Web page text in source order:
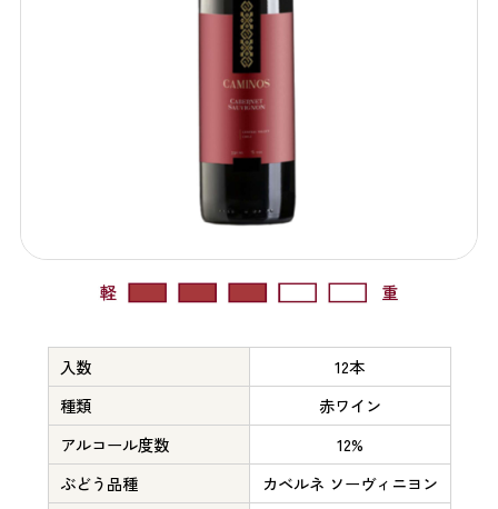
入数
12本
種類
赤ワイン
アルコール度数
12%
ぶどう品種
カベルネ ソーヴィニヨン